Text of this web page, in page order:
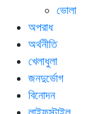
ভোলা
অপরাধ
অর্থনীতি
খেলাধুলা
জনদুর্ভোগ
বিনোদন